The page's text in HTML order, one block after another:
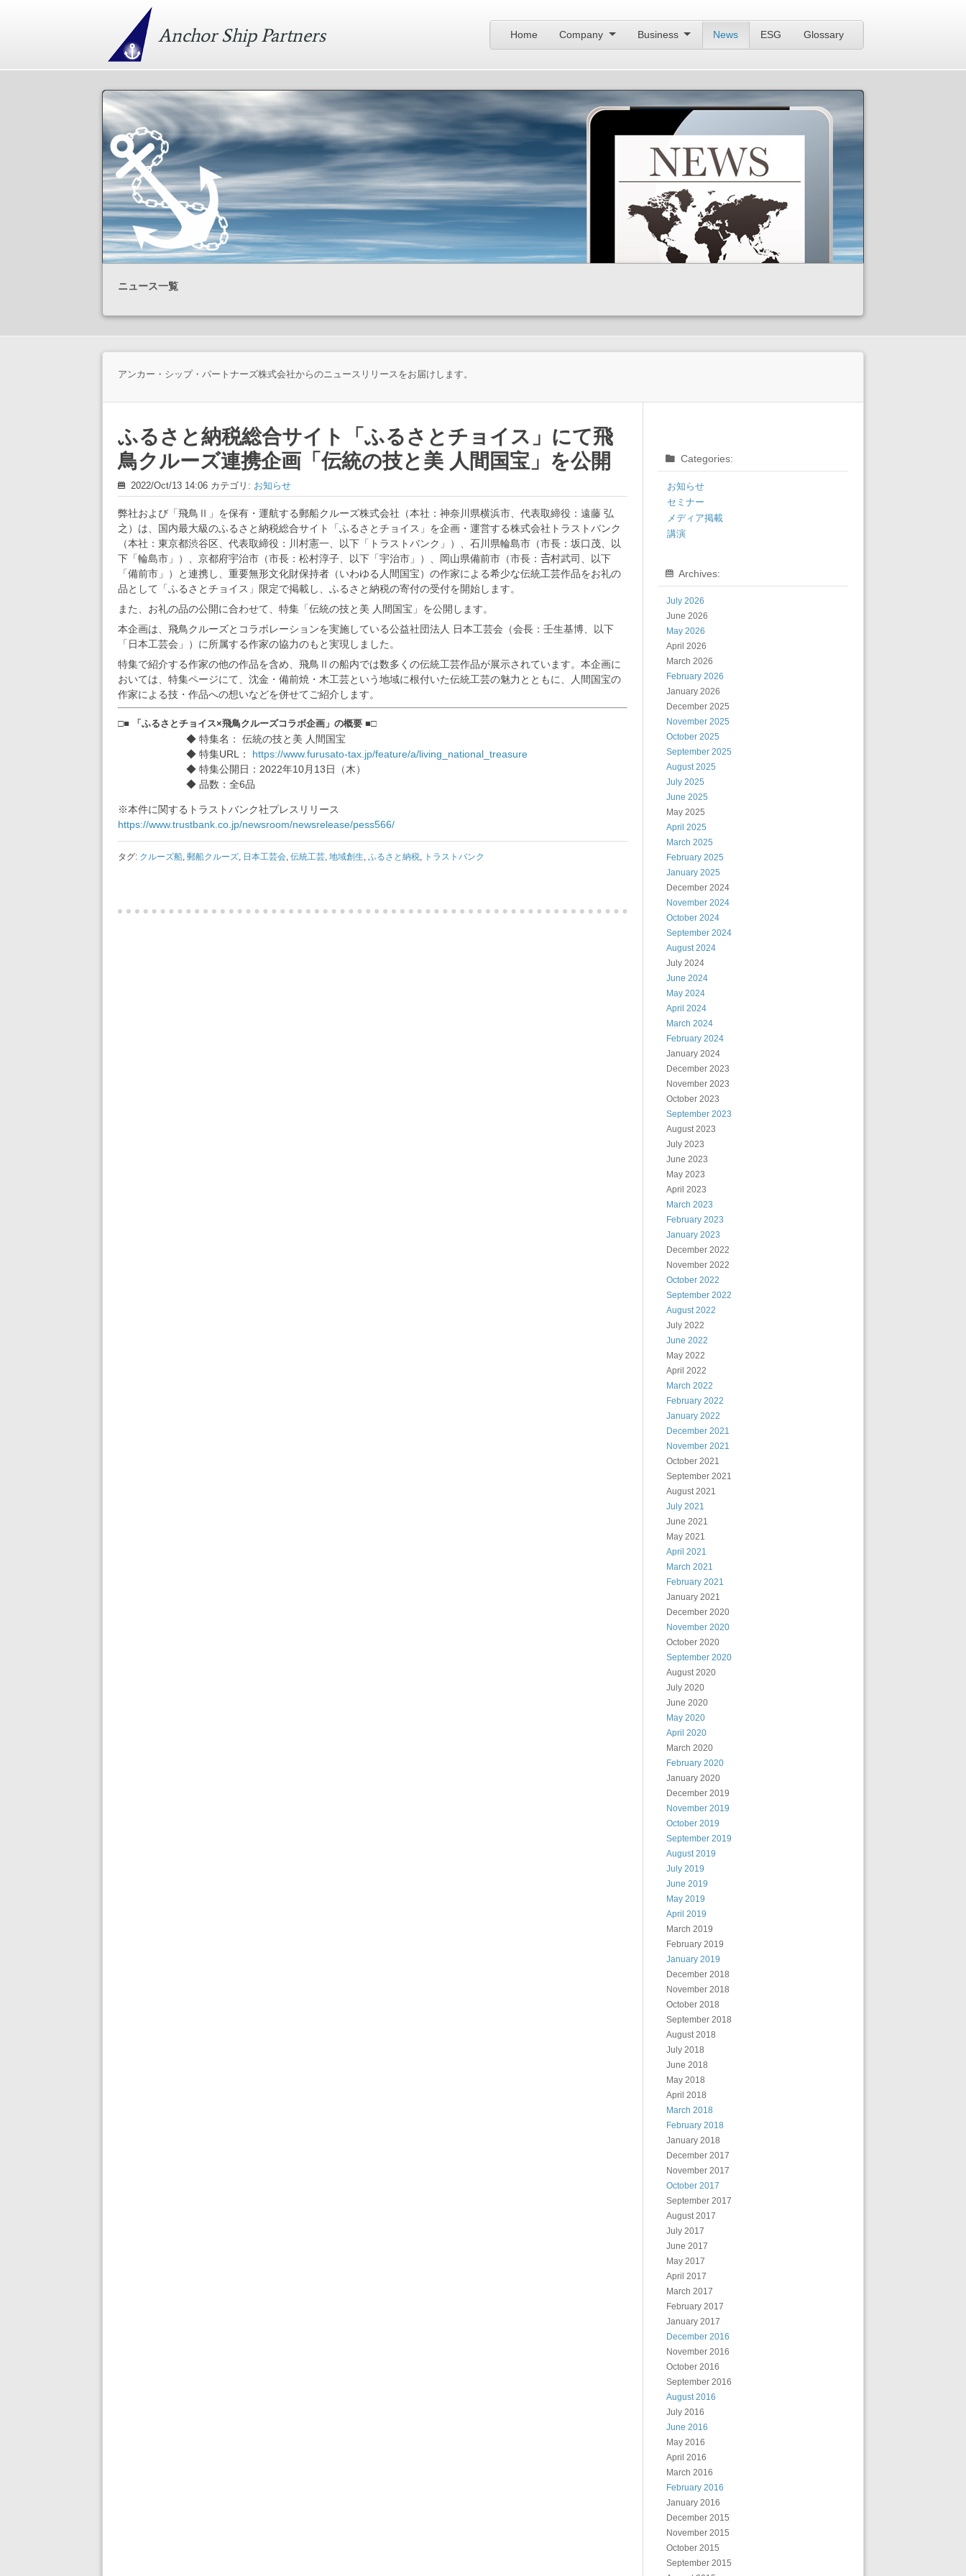
Anchor Ship Partners Home Company Business News ESG Glossary
ニュース一覧
アンカー・シップ・パートナーズ株式会社からのニュースリリースをお届けします。
ふるさと納税総合サイト「ふるさとチョイス」にて飛
鳥クルーズ連携企画「伝統の技と美 人間国宝」を公開
2022/Oct/13 14:06 カテゴリ: お知らせ
弊社および「飛鳥Ⅱ」を保有・運航する郵船クルーズ株式会社（本社：神奈川県横浜市、代表取締役：遠藤 弘
之）は、国内最大級のふるさと納税総合サイト「ふるさとチョイス」を企画・運営する株式会社トラストバンク
（本社：東京都渋谷区、代表取締役：川村憲一、以下「トラストバンク」）、石川県輪島市（市長：坂口茂、以
下「輪島市」）、京都府宇治市（市長：松村淳子、以下「宇治市」）、岡山県備前市（市長：𠮷村武司、以下
「備前市」）と連携し、重要無形文化財保持者（いわゆる人間国宝）の作家による希少な伝統工芸作品をお礼の
品として「ふるさとチョイス」限定で掲載し、ふるさと納税の寄付の受付を開始します。
また、お礼の品の公開に合わせて、特集「伝統の技と美 人間国宝」を公開します。
本企画は、飛鳥クルーズとコラボレーションを実施している公益社団法人 日本工芸会（会長：壬生基博、以下
「日本工芸会」）に所属する作家の協力のもと実現しました。
特集で紹介する作家の他の作品を含め、飛鳥Ⅱの船内では数多くの伝統工芸作品が展示されています。本企画に
おいては、特集ページにて、沈金・備前焼・木工芸という地域に根付いた伝統工芸の魅力とともに、人間国宝の
作家による技・作品への想いなどを併せてご紹介します。
□■ 「ふるさとチョイス×飛鳥クルーズコラボ企画」の概要 ■□
◆ 特集名： 伝統の技と美 人間国宝
◆ 特集URL： https://www.furusato-tax.jp/feature/a/living_national_treasure
◆ 特集公開日：2022年10月13日（木）
◆ 品数：全6品
※本件に関するトラストバンク社プレスリリース
https://www.trustbank.co.jp/newsroom/newsrelease/pess566/
タグ: クルーズ船,郵船クルーズ, 日本工芸会,伝統工芸,地域創生,ふるさと納税, トラストバンク
Categories:
お知らせ
セミナー
メディア掲載
講演
Archives:
July 2026
June 2026
May 2026
April 2026
March 2026
February 2026
January 2026
December 2025
November 2025
October 2025
September 2025
August 2025
July 2025
June 2025
May 2025
April 2025
March 2025
February 2025
January 2025
December 2024
November 2024
October 2024
September 2024
August 2024
July 2024
June 2024
May 2024
April 2024
March 2024
February 2024
January 2024
December 2023
November 2023
October 2023
September 2023
August 2023
July 2023
June 2023
May 2023
April 2023
March 2023
February 2023
January 2023
December 2022
November 2022
October 2022
September 2022
August 2022
July 2022
June 2022
May 2022
April 2022
March 2022
February 2022
January 2022
December 2021
November 2021
October 2021
September 2021
August 2021
July 2021
June 2021
May 2021
April 2021
March 2021
February 2021
January 2021
December 2020
November 2020
October 2020
September 2020
August 2020
July 2020
June 2020
May 2020
April 2020
March 2020
February 2020
January 2020
December 2019
November 2019
October 2019
September 2019
August 2019
July 2019
June 2019
May 2019
April 2019
March 2019
February 2019
January 2019
December 2018
November 2018
October 2018
September 2018
August 2018
July 2018
June 2018
May 2018
April 2018
March 2018
February 2018
January 2018
December 2017
November 2017
October 2017
September 2017
August 2017
July 2017
June 2017
May 2017
April 2017
March 2017
February 2017
January 2017
December 2016
November 2016
October 2016
September 2016
August 2016
July 2016
June 2016
May 2016
April 2016
March 2016
February 2016
January 2016
December 2015
November 2015
October 2015
September 2015